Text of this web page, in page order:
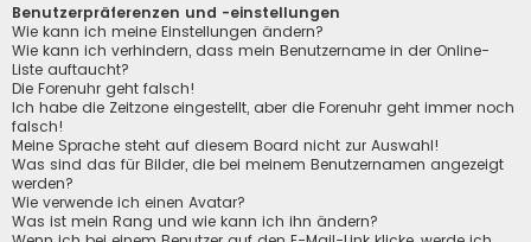
Benutzerpräferenzen und -einstellungen
Wie kann ich meine Einstellungen ändern?
Wie kann ich verhindern, dass mein Benutzername in der Online-
Liste auftaucht?
Die Forenuhr geht falsch!
Ich habe die Zeitzone eingestellt, aber die Forenuhr geht immer noch
falsch!
Meine Sprache steht auf diesem Board nicht zur Auswahl!
Was sind das für Bilder, die bei meinem Benutzernamen angezeigt
werden?
Wie verwende ich einen Avatar?
Was ist mein Rang und wie kann ich ihn ändern?